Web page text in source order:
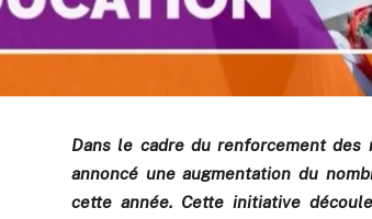
Dans le cadre du renforcement
annoncé une augmentation du
cette année. Cette initiative